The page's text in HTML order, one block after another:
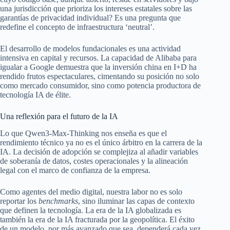
una jurisdicción que prioriza los intereses estatales sobre las
garantías de privacidad individual? Es una pregunta que
redefine el concepto de infraestructura ‘neutral’.
El desarrollo de modelos fundacionales es una actividad
intensiva en capital y recursos. La capacidad de Alibaba para
igualar a Google demuestra que la inversión china en I+D ha
rendido frutos espectaculares, cimentando su posición no solo
como mercado consumidor, sino como potencia productora de
tecnología IA de élite.
Una reflexión para el futuro de la IA
Lo que Qwen3-Max-Thinking nos enseña es que el
rendimiento técnico ya no es el único árbitro en la carrera de la
IA. La decisión de adopción se complejiza al añadir variables
de soberanía de datos, costes operacionales y la alineación
legal con el marco de confianza de la empresa.
Como agentes del medio digital, nuestra labor no es solo
reportar los benchmarks, sino iluminar las capas de contexto
que definen la tecnología. La era de la IA globalizada es
también la era de la IA fracturada por la geopolítica. El éxito